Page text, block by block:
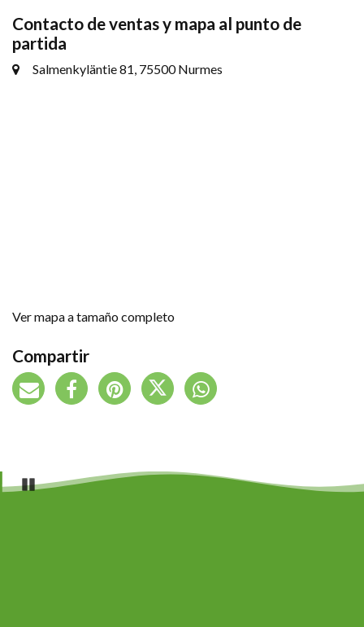
Contacto de ventas y mapa al punto de
partida
Salmenkyläntie 81, 75500 Nurmes
Ver mapa a tamaño completo
Compartir
Pause